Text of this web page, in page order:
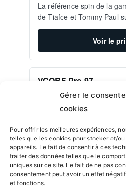
Gérer le
cookies
Pour offrir les meilleures expériences,
telles que les cookies pour stocker et/
appareils. Le fait de consentir à ces
traiter des données telles que le
uniques sur ce site. Le fait de ne pas
consentement peut avoir un effet
et fonctions.
La référence spin de la
de Tiafoe et Tommy Paul
Voir le
VCORE Pro 97
EXPERT CONFIRMÉ
Version pro orientée
leurs frappes liftées.
Voir le